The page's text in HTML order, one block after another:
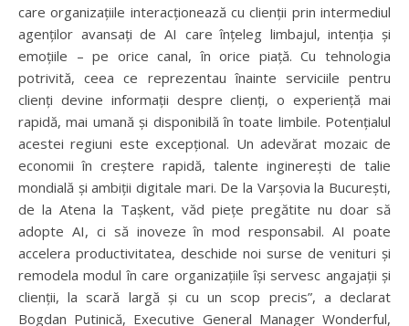
care organizațiile interacționează cu clienții prin intermediul
agenților avansați de AI care înțeleg limbajul, intenția și
emoțiile – pe orice canal, în orice piață. Cu tehnologia
potrivită, ceea ce reprezentau înainte serviciile pentru
clienți devine informații despre clienți, o experiență mai
rapidă, mai umană și disponibilă în toate limbile. Potențialul
acestei regiuni este excepțional. Un adevărat mozaic de
economii în creștere rapidă, talente inginerești de talie
mondială și ambiții digitale mari. De la Varșovia la București,
de la Atena la Tașkent, văd piețe pregătite nu doar să
adopte AI, ci să inoveze în mod responsabil. AI poate
accelera productivitatea, deschide noi surse de venituri și
remodela modul în care organizațiile își servesc angajații și
clienții, la scară largă și cu un scop precis”, a declarat
Bogdan Putinică, Executive General Manager Wonderful,